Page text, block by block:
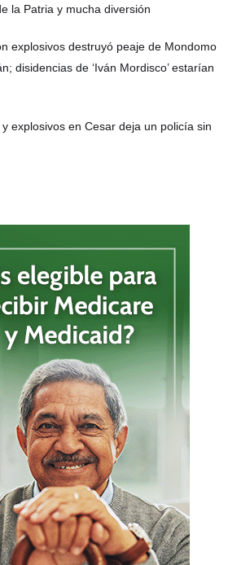
la Patria y mucha diversión
explosivos destruyó peaje de Mondomo
disidencias de ‘Iván Mordisco’ estarían
explosivos en Cesar deja un policía sin